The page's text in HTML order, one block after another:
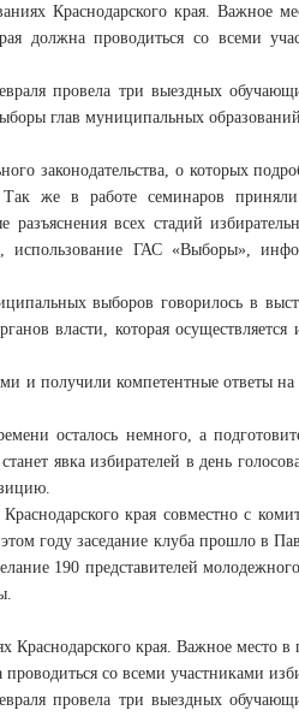
Краснодарского края. Важное
должна проводиться со всеми
февраля провела три выездных
глав муниципальных
законодательства, о которых
Так же в работе семинаров
всех стадий
использование ГАС «Выборы»,
выборов говорилось в
власти, которая
и получили компетентные ответы
осталось немного, а
явка избирателей в день
края совместно с
году заседание клуба прошло в
190 представителей
края. Важное место
со всеми участниками
февраля провела три выездных